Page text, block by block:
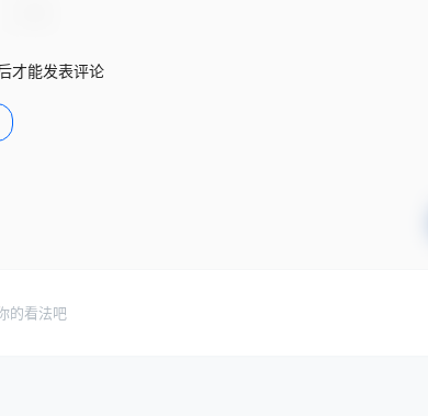
才能发表评论
的看法吧